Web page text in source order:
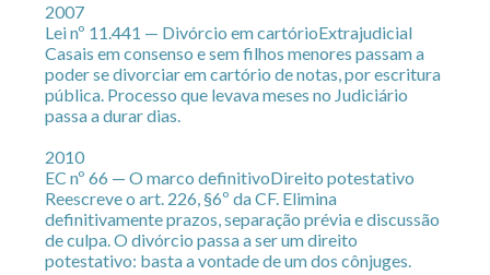
2007
Lei nº 11.441 — Divórcio em cartórioExtrajudicial
Casais em consenso e sem filhos menores passam a
poder se divorciar em cartório de notas, por escritura
pública. Processo que levava meses no Judiciário
passa a durar dias.
2010
EC nº 66 — O marco definitivoDireito potestativo
Reescreve o art. 226, §6º da CF. Elimina
definitivamente prazos, separação prévia e discussão
de culpa. O divórcio passa a ser um direito
potestativo: basta a vontade de um dos cônjuges.